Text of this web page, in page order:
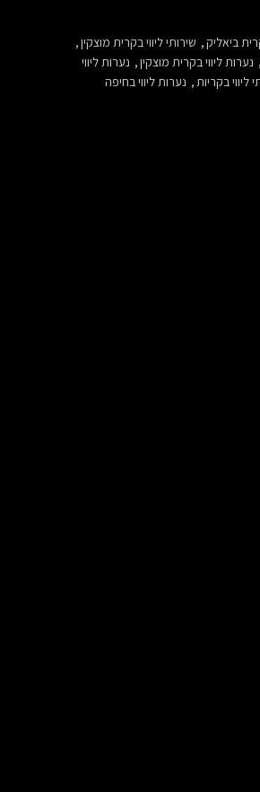
ביאליק, שירותי ליווי בקרית מוצקין,
, נערות ליווי בקרית מוצקין, נערות ליווי
ליווי בקריות, נערות ליווי בחיפה